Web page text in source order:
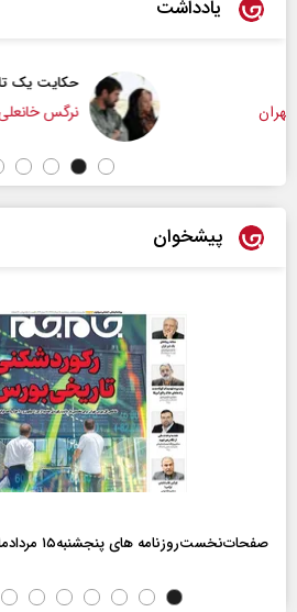
یادداشت
حکایت یک تاریخ و دو زندگی
نرگس خانعلی‌زاده - روزنامه‌نگار
پیشخوان
صفحات‌نخست‌روزنامه ها‌ی پنجشنبه‌۱۵ مردادماه